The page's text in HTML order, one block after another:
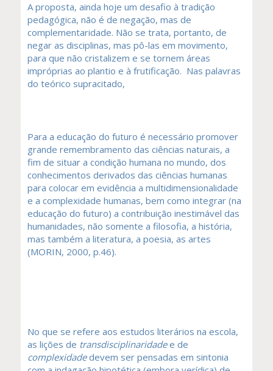
A proposta, ainda hoje um desafio à tradição
pedagógica, não é de negação, mas de
complementaridade. Não se trata, portanto, de
negar as disciplinas, mas pô-las em movimento,
para que não cristalizem e se tornem áreas
impróprias ao plantio e à frutificação. Nas palavras
do teórico supracitado,
Para a educação do futuro é necessário promover
grande remembramento das ciências naturais, a
fim de situar a condição humana no mundo, dos
conhecimentos derivados das ciências humanas
para colocar em evidência a multidimensionalidade
e a complexidade humanas, bem como integrar (na
educação do futuro) a contribuição inestimável das
humanidades, não somente a filosofia, a história,
mas também a literatura, a poesia, as artes
(MORIN, 2000, p.46).
No que se refere aos estudos literários na escola,
as lições de transdisciplinaridadee de
complexidadedevem ser pensadas em sintonia